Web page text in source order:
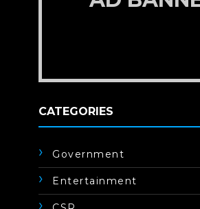
CATEGORIES
Government
Entertainment